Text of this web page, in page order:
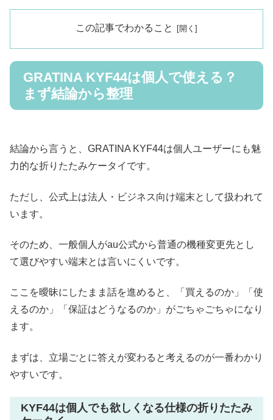
この記事でわかること
GRATINA KYF44は個人で使える？
まず結論から整理
結論から言うと、GRATINA KYF44は個人ユーザーにも魅
力的な折りたたみケータイです。
ただし、公式上は法人・ビジネス向け端末として扱われて
います。
そのため、一般個人がau公式から普通の機種変更先とし
て選びやすい端末とは言いにくいです。
ここを曖昧にしたまま話を進めると、「買えるのか」「使
えるのか」「保証はどうなるのか」がごちゃごちゃになり
ます。
まずは、立場ごとに答えが変わると考えるのが一番わかり
やすいです。
KYF44は個人でも欲しくなる仕様の折りたたみ